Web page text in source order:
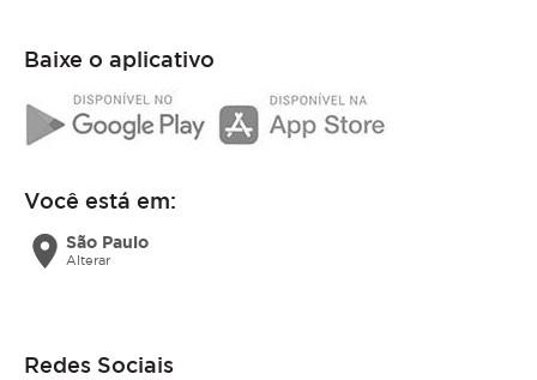
Baixe o aplicativo
Você está em:
location_on São Paulo
Alterar
Redes Sociais